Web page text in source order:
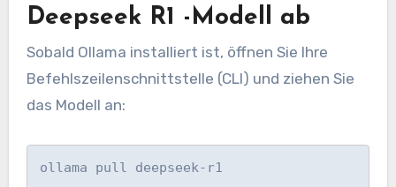
Deepseek R1 -Modell ab
Sobald Ollama installiert ist, öffnen Sie Ihre
Befehlszeilenschnittstelle (CLI) und ziehen Sie
das Modell an:
ollama pull deepseek-r1